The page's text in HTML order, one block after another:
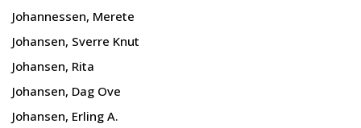
Johannessen, Merete
Johansen, Sverre Knut
Johansen, Rita
Johansen, Dag Ove
Johansen, Erling A.